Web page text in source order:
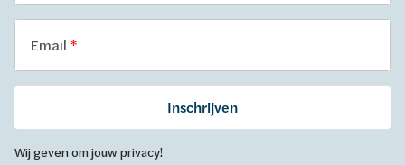
Email
Inschrijven
Wij geven om jouw privacy!